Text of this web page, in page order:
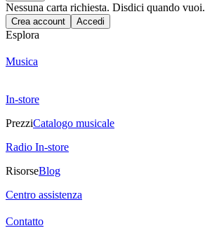
Nessuna carta richiesta. Disdici quando vuoi.
Crea account Accedi
Esplora
Musica
In-store
PrezziCatalogo musicale
Radio In-store
RisorseBlog
Centro assistenza
Contatto